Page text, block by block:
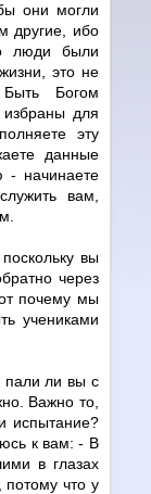
они могли
другие, ибо
люди были
это не
Богом
для
эту
данные
- начинаете
вам,
вы
через
почему мы
учениками
пали ли вы с
Важно то,
испытание?
к вам: - В
в глазах
что у